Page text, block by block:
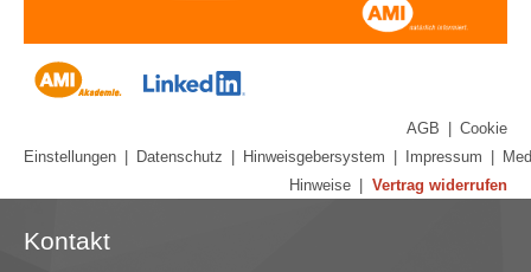
AGB
Cookie
Einstellungen
Datenschutz Hinweisgebersystem Impressum
Hinweise
Vertrag widerrufen
Kontakt